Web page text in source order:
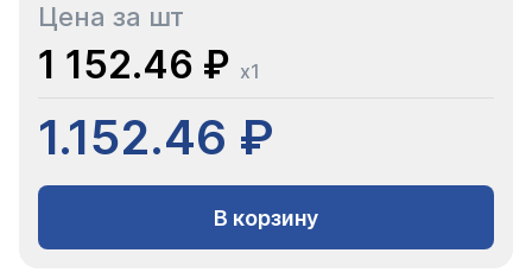
Цена за шт
1 152.46 ₽ x1
1.152.46 ₽
В корзину